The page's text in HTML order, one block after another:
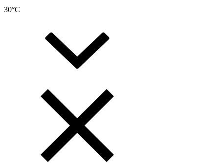
30°C